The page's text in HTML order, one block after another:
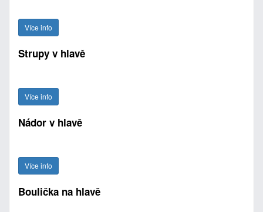
Více info
Strupy v hlavě
Více info
Nádor v hlavě
Více info
Boulička na hlavě